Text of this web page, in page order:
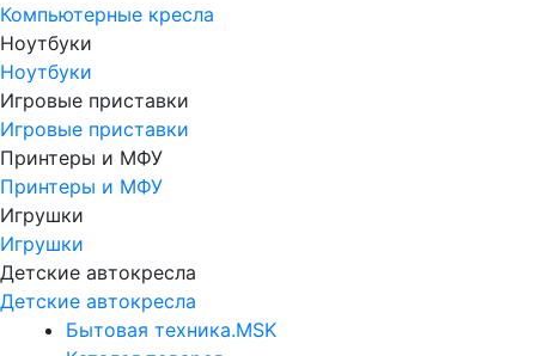
Компьютерные кресла
Ноутбуки
Ноутбуки
Игровые приставки
Игровые приставки
Принтеры и МФУ
Принтеры и МФУ
Игрушки
Игрушки
Детские автокресла
Детские автокресла
Бытовая техника.MSK